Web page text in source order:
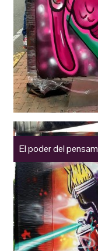
El poder del